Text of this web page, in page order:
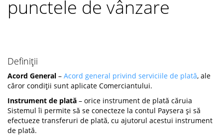
punctele de vânzare
Definiții
Acord General – Acord general privind serviciile de plată, ale
căror condiții sunt aplicate Comerciantului.
Instrument de plată – orice instrument de plată căruia
Sistemul îi permite să se conecteze la contul Paysera și să
efectueze transferuri de plată, cu ajutorul acestui instrument
de plată.